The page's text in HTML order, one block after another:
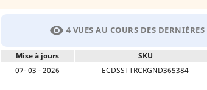
visibility 4 VUES AU COURS DES
Mise à jours SKU
07- 03 - 2026 ECDSSTTRCRGND365384